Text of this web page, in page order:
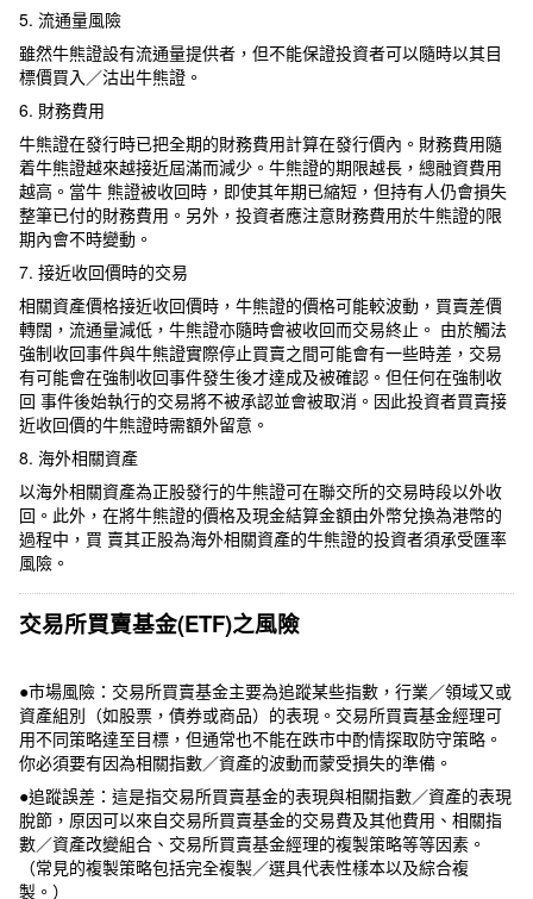
5. 流通量風險
雖然牛熊證設有流通量提供者，但不能保證投資者可以隨時以其目
標價買入／沽出牛熊證。
6. 財務費用
牛熊證在發行時已把全期的財務費用計算在發行價內。財務費用隨
着牛熊證越來越接近屆滿而減少。牛熊證的期限越長，總融資費用
越高。當牛 熊證被收回時，即使其年期已縮短，但持有人仍會損失
整筆已付的財務費用。另外，投資者應注意財務費用於牛熊證的限
期內會不時變動。
7. 接近收回價時的交易
相關資產價格接近收回價時，牛熊證的價格可能較波動，買賣差價
轉闊，流通量減低，牛熊證亦隨時會被收回而交易終止。 由於觸法
強制收回事件與牛熊證實際停止買賣之間可能會有一些時差，交易
有可能會在強制收回事件發生後才達成及被確認。但任何在強制收
回 事件後始執行的交易將不被承認並會被取消。因此投資者買賣接
近收回價的牛熊證時需額外留意。
8. 海外相關資產
以海外相關資產為正股發行的牛熊證可在聯交所的交易時段以外收
回。此外，在將牛熊證的價格及現金結算金額由外幣兌換為港幣的
過程中，買 賣其正股為海外相關資產的牛熊證的投資者須承受匯率
風險。
交易所買賣基金(ETF)之風險
●市場風險：交易所買賣基金主要為追蹤某些指數，行業／領域又或
資產組別（如股票，債券或商品）的表現。交易所買賣基金經理可
用不同策略達至目標，但通常也不能在跌市中酌情探取防守策略。
你必須要有因為相關指數／資產的波動而蒙受損失的準備。
●追蹤誤差：這是指交易所買賣基金的表現與相關指數／資產的表現
脫節，原因可以來自交易所買賣基金的交易費及其他費用、相關指
數／資產改變組合、交易所買賣基金經理的複製策略等等因素。
（常見的複製策略包括完全複製／選具代表性樣本以及綜合複
製。）